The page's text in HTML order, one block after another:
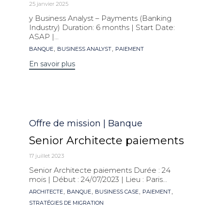
25 janvier 2025
y Business Analyst – Payments (Banking
Industry) Duration: 6 months | Start Date:
ASAP |...
Mots
BANQUE, BUSINESS ANALYST, PAIEMENT
En savoir plus
Catégorie
Offre de mission | Banque
Senior Architecte paiements
17 juillet 2023
Senior Architecte paiements Durée : 24
mois | Début : 24/07/2023 | Lieu : Paris...
Mots
clés
ARCHITECTE, BANQUE, BUSINESS CASE, PAIEMENT,
STRATÉGIES DE MIGRATION